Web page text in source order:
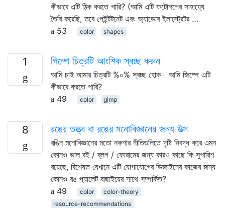
কীভাবে এটি ঠিক করতে পারি? (আমি এটি ফটোশপের সাহায্যে
তৈরি করেছি, তবে পেইন্টটনেট এবং অ্যাডোব ইলাস্ট্রেটর …
53
color shapes
1 গিম্পে চিত্রটি আংশিক স্বচ্ছ করুন
আমি চাই আমার চিত্রটি %০% স্বচ্ছ হোক। আমি জিম্পে এটি
কীভাবে করতে পারি?
49
color gimp
8 রঙের তত্ত্ব বা রঙের মনোবিজ্ঞানের জন্য উত্স
রঙিন মনোবিজ্ঞানের মতো নকশার নীতিগুলিতে দৃষ্টি নিবদ্ধ করে এমন
কোনও ভাল বই / ব্লগ / ফোরামের জন্য কারও কাছে কি সুপারিশ
রয়েছে, বিশেষত যেখানে এটি যোগাযোগের ডিজাইনের কাজের জন্য
কোনও রঙ প্যালেট বাছাইয়ের সাথে সম্পর্কিত?
49
color
color-theory
resource-recommendations